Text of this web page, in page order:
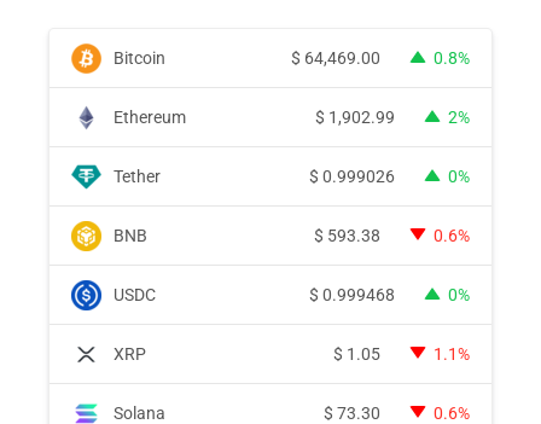
Bitcoin $ 64,469.00 0.8%
Ethereum $ 1,902.99 2%
Tether $ 0.999026 0%
BNB $ 593.38 0.6%
USDC $ 0.999468 0%
XRP $ 1.05 1.1%
Solana $ 73.30 0.6%